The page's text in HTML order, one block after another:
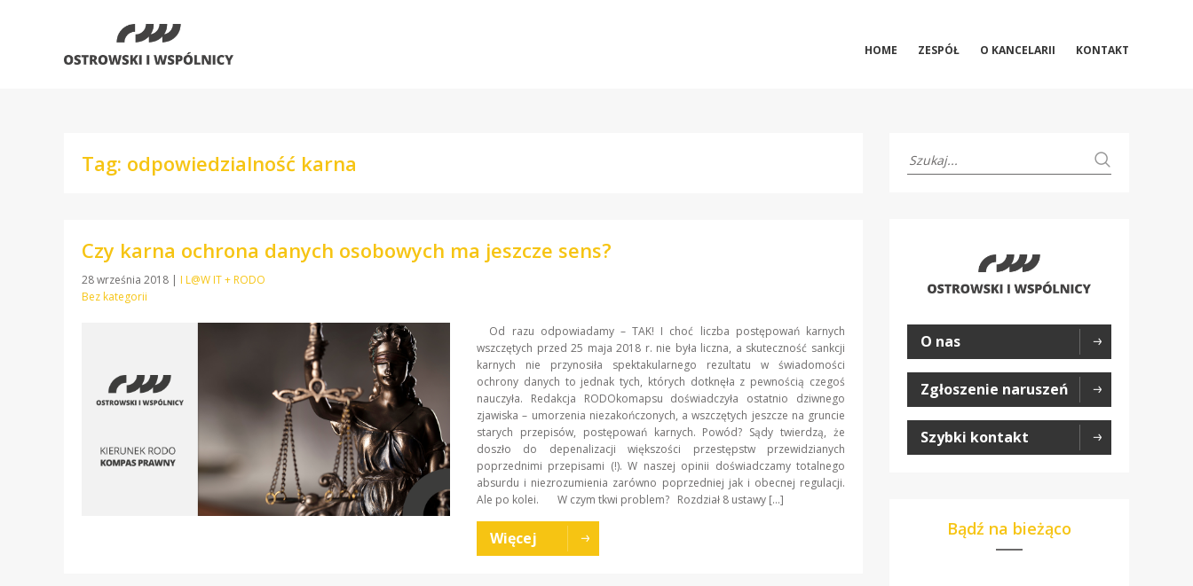
HOME ZESPÓŁ O KANCELARII KONTAKT
Tag: odpowiedzialność karna
Czy karna ochrona danych osobowych ma jeszcze sens?
28 września 2018 | I L@W IT + RODO
Bez kategorii
Od razu odpowiadamy – TAK! I choć liczba postępowań karnych
wszczętych przed 25 maja 2018 r. nie była liczna, a skuteczność sankcji
karnych nie przynosiła spektakularnego rezultatu w świadomości
ochrony danych to jednak tych, których dotknęła z pewnością czegoś
nauczyła. Redakcja RODOkomapsu doświadczyła ostatnio dziwnego
zjawiska – umorzenia niezakończonych, a wszczętych jeszcze na gruncie
starych przepisów, postępowań karnych. Powód? Sądy twierdzą, że
doszło do depenalizacji większości przestępstw przewidzianych
poprzednimi przepisami (!). W naszej opinii doświadczamy totalnego
absurdu i niezrozumienia zarówno poprzedniej jak i obecnej regulacji.
Ale po kolei. W czym tkwi problem? Rozdział 8 ustawy […]
Więcej
O nas
Zgłoszenie naruszeń
Szybki kontakt
Bądź na bieżąco